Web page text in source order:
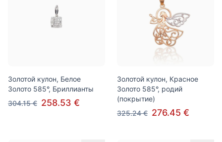
Золотой кулон, Белое
Золото 585°, Бриллианты
304.15 € 258.53 €
Золотой кулон, Красное
Золото 585°, родий
(покрытие)
325.24 € 276.45 €